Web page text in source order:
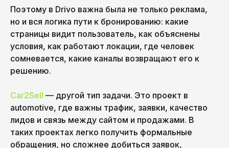
Поэтому в Drivo важна была не только реклама,
но и вся логика пути к бронированию: какие
страницы видит пользователь, как объяснены
условия, как работают локации, где человек
сомневается, какие каналы возвращают его к
решению.
Car2Sell — другой тип задачи. Это проект в
automotive, где важны трафик, заявки, качество
лидов и связь между сайтом и продажами. В
таких проектах легко получить формальные
обращения, но сложнее добиться заявок,